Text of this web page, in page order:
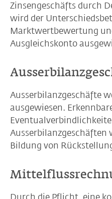
Zinsengeschäfts durch
wird der
Marktwertbewertung
Ausgleichskonto
Ausserbilanzgeschäfte
ausgewiesen.
Ausserbilanzgeschäften
Bildung von
Durch die Pflicht, eine